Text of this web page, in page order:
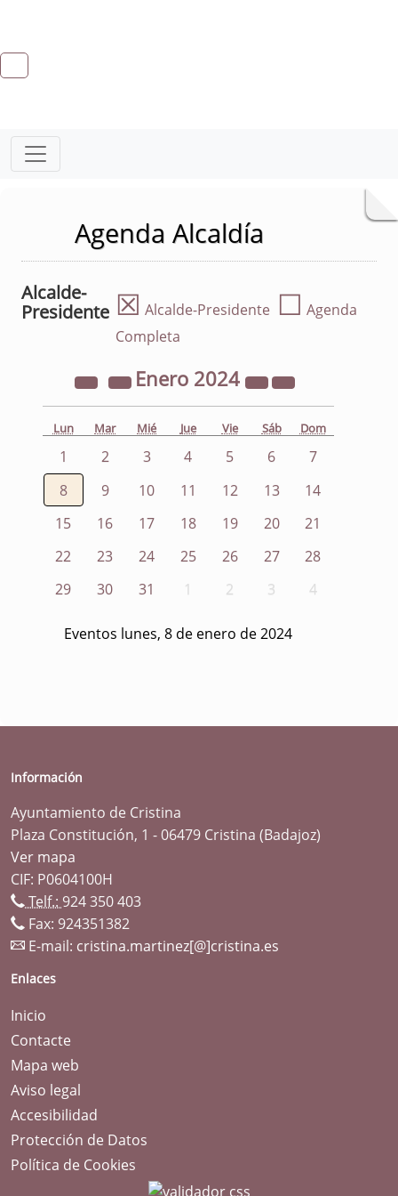
Agenda Alcaldía
Alcalde-
Presidente ☒ Alcalde-Presidente ☐ Agenda
Completa
Enero 2024
Lun Mar Mié Jue Vie Sáb Dom
1 2 3 4 5 6
7
8
9 10 11 12 13
14
15
16 17 18 19 20
21
22
23 24 25 26 27
28
29
30 31 1 2 3 4
Eventos lunes, 8 de enero de 2024
Información
Ayuntamiento de Cristina
Plaza Constitución, 1 - 06479 Cristina (Badajoz)
Ver mapa
CIF: P0604100H
Telf.: 924 350 403
Fax: 924351382
E-mail: cristina.martinez[@]cristina.es
Enlaces
Inicio
Contacte
Mapa web
Aviso legal
Accesibilidad
Protección de Datos
Política de Cookies